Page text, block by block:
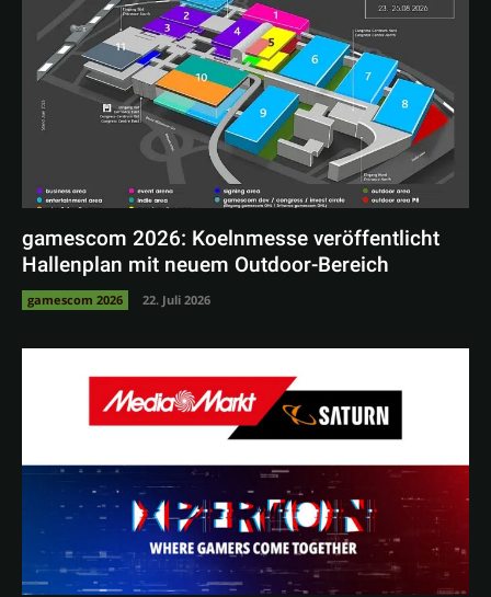
gamescom 2026: Koelnmesse veröffentlicht
Hallenplan mit neuem Outdoor-Bereich
gamescom 2026 22. Juli 2026